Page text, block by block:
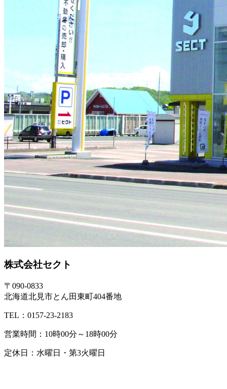
株式会社セクト
〒090-0833
北海道北見市とん田東町404番地
TEL：0157-23-2183
営業時間：10時00分～18時00分
定休日：水曜日・第3火曜日